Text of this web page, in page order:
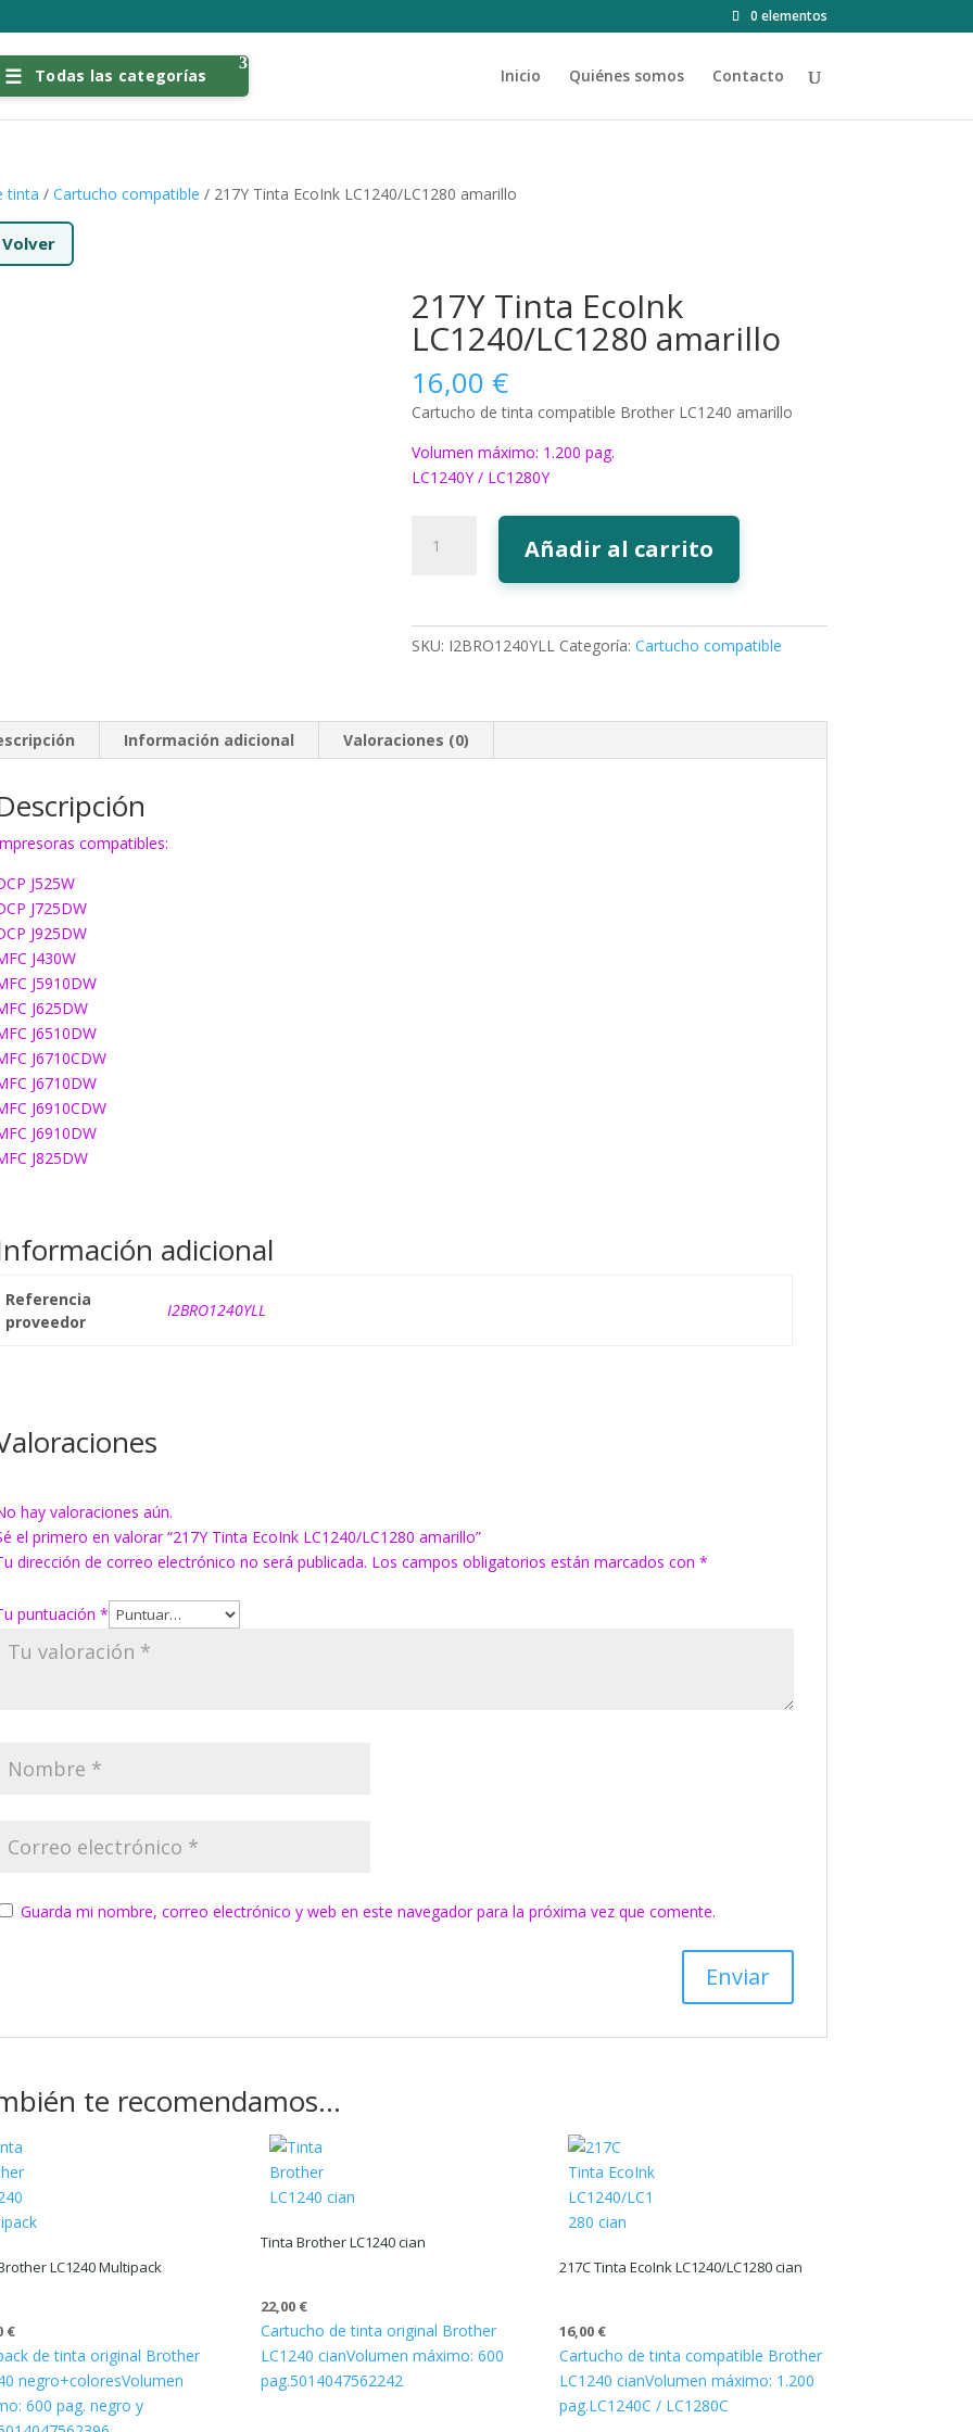
0 elementos
Todas las categorías Inicio Quiénes somos Contacto
tinta /Cartucho compatible / 217Y Tinta EcoInk LC1240/LC1280 amarillo
Volver
217Y Tinta EcoInk
LC1240/LC1280 amarillo
16,00 €
Cartucho de tinta compatible Brother LC1240 amarillo
Volumen máximo: 1.200 pag.
LC1240Y / LC1280Y
Tinta
amarillo
cantidad
Añadir al carrito
SKU: I2BRO1240YLL Categoría: Cartucho compatible
Información adicional Valoraciones (0)
compatibles:
J525W
J725DW
J925DW
J430W
J5910DW
J625DW
J6510DW
J6710CDW
J6710DW
J6910CDW
J6910DW
J825DW
adicional
Referencia
proveedor
I2BRO1240YLL
hay valoraciones aún.
el primero en valorar “217Y Tinta EcoInk LC1240/LC1280 amarillo”
dirección de correo electrónico no será publicada. Los campos obligatorios están marcados con*
puntuación*
Guarda mi nombre, correo electrónico y web en este navegador para la próxima vez que comente.
te recomendamos…
LC1240 Multipack
€
de tinta original Brother
negro+coloresVolumen
600 pag. negro y
Tinta Brother LC1240 cian
22,00 €
Cartucho de tinta original Brother
LC1240 cianVolumen máximo: 600
pag.5014047562242
217C Tinta EcoInk LC1240/LC1280 cian
16,00 €
Cartucho de tinta compatible Brother
LC1240 cianVolumen máximo: 1.200
pag.LC1240C / LC1280C